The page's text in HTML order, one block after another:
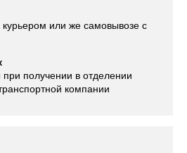
или же самовывозе с
получении в отделении
компании